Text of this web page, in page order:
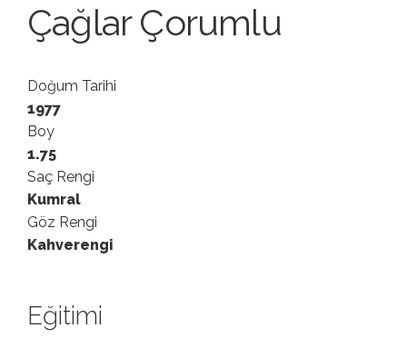
Çağlar Çorumlu
Doğum Tarihi
1977
Boy
1.75
Saç Rengi
Kumral
Göz Rengi
Kahverengi
Eğitimi